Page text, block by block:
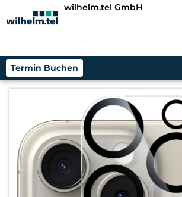
wilhelm.tel GmbH
Termin Buchen